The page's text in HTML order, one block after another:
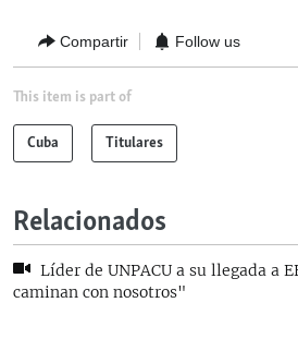
Compartir Follow us
This item is part of
Cuba Titulares
Relacionados
Líder de UNPACU a su llegada a
caminan con nosotros"